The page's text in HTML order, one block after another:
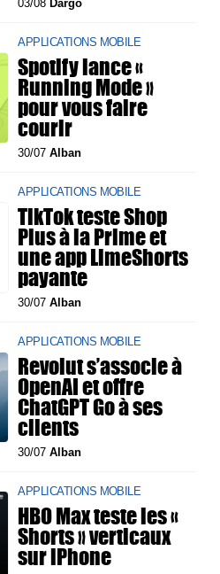
03/08 Dargo
APPLICATIONS MOBILE
Spotify lance «
Running Mode »
pour vous faire
courir
30/07Alban
APPLICATIONS MOBILE
TikTok teste Shop
Plus à la Prime et
une app LimeShorts
payante
30/07Alban
APPLICATIONS MOBILE
Revolut s’associe à
OpenAI et offre
ChatGPT Go à ses
clients
30/07Alban
APPLICATIONS MOBILE
HBO Max teste les «
Shorts » verticaux
sur iPhone